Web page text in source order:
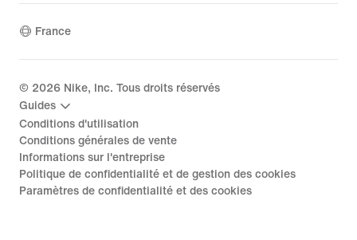
France
© 2026 Nike, Inc. Tous droits réservés
Guides
Conditions d'utilisation
Conditions générales de vente
Informations sur l'entreprise
Politique de confidentialité et de gestion des cookies
Paramètres de confidentialité et des cookies